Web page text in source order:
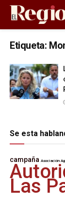
Etiqueta:
Se esta
campaña Asociación
Las